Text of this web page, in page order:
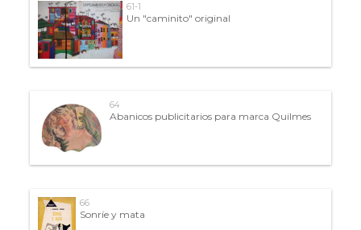
61-1
Un "caminito" original
64
Abanicos publicitarios para marca Quilmes
66
Sonríe y mata